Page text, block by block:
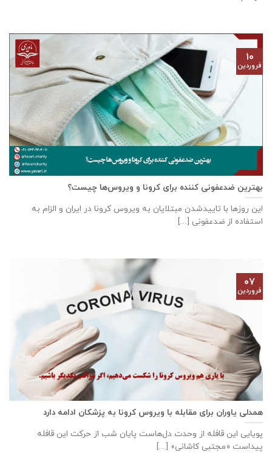
بهترین ضدعفونی کننده برای کرونا و ویروس‌‌ها چیست؟
این روز‌ها با تاییدشدن مبتلایان به ویروس کرونا در ایران و الزام به
استفاده از ضدعفونی [...]
۱۰
فروردین
همدلی یاوران برای مقابله با ویروس کرونا به پزشکان ادامه دارد
پویایی این قافله از وحدت دل‌هاست پایان شب از حرکت این قافله
پیداست «مجتبی کاشانی» [...]
۰۷
فروردین